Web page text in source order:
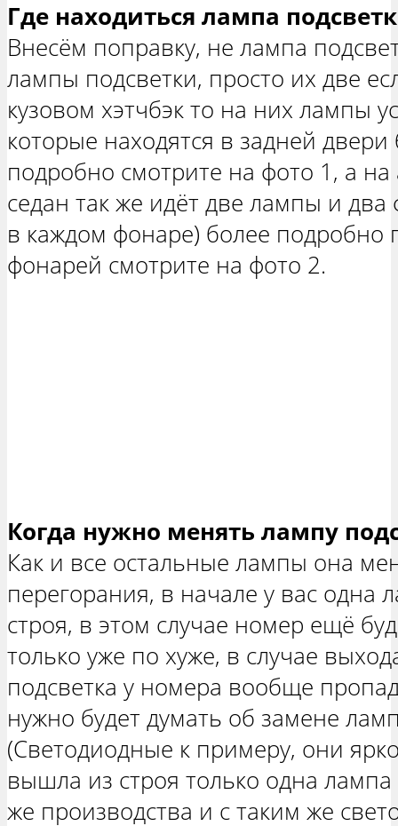
Где находиться лампа
Внесём поправку, не лампа
лампы подсветки, просто их две
кузовом хэтчбэк то на них лампы
которые находятся в задней
подробно смотрите на фото 1, а
седан так же идёт две лампы и
в каждом фонаре) более подробно
фонарей смотрите на фото 2.
Когда нужно менять лампу
Как и все остальные лампы она
перегорания, в начале у вас одна
строя, в этом случае номер ещё
только уже по хуже, в случае
подсветка у номера вообще
нужно будет думать об замене
(Светодиодные к примеру, они ярко
вышла из строя только одна
же производства и с таким же